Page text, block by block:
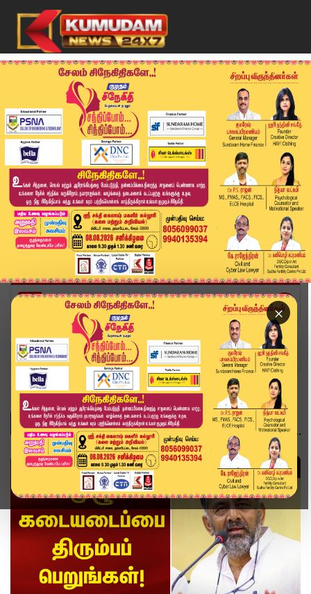
×
Home Topics